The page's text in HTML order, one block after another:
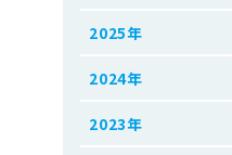
2025年
2024年
2023年